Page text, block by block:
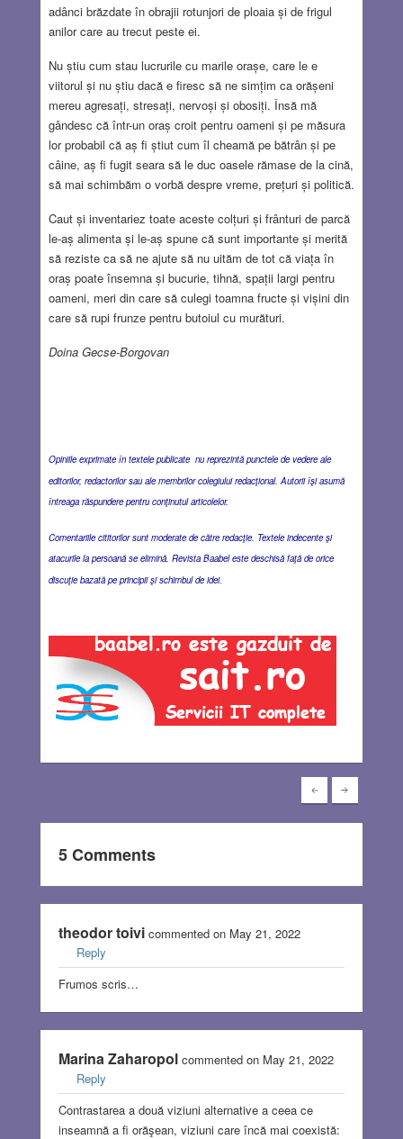
adânci brăzdate în obrajii rotunjori de ploaia și de frigul
anilor care au trecut peste ei.
Nu știu cum stau lucrurile cu marile orașe, care le e
viitorul și nu știu dacă e firesc să ne simțim ca orășeni
mereu agresați, stresați, nervoși și obosiți. Însă mă
gândesc că într-un oraș croit pentru oameni și pe măsura
lor probabil că aș fi știut cum îl cheamă pe bătrân și pe
câine, aș fi fugit seara să le duc oasele rămase de la cină,
să mai schimbăm o vorbă despre vreme, prețuri și politică.
Caut și inventariez toate aceste colțuri și frânturi de parcă
le-aș alimenta și le-aș spune că sunt importante și merită
să reziste ca să ne ajute să nu uităm de tot că viața în
oraș poate însemna și bucurie, tihnă, spații largi pentru
oameni, meri din care să culegi toamna fructe și vișini din
care să rupi frunze pentru butoiul cu murături.
Doina Gecse-Borgovan
Opiniile exprimate în textele publicate nu reprezintă punctele de vedere ale
editorilor, redactorilor sau ale membrilor colegiului redacţional. Autorii îşi asumă
întreaga răspundere pentru conţinutul articolelor.
Comentariile cititorilor sunt moderate de către redacţie. Textele indecente şi
atacurile la persoană se elimină. Revista Baabel este deschisă faţă de orice
discuţie bazată pe principii şi schimbul de idei.
5 Comments
theodor toivicommented on May 21, 2022
Reply
Frumos scris…
Marina Zaharopolcommented on May 21, 2022
Reply
Contrastarea a două viziuni alternative a ceea ce
inseamnă a fi orăşean, viziuni care încă mai coexistă: